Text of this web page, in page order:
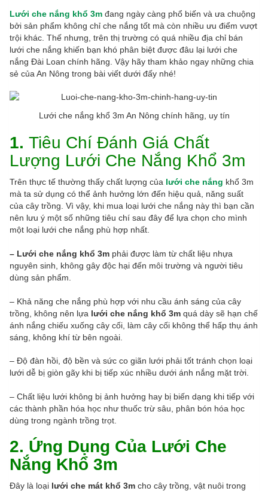
Lưới che nắng khổ 3m đang ngày càng phổ biến và ưa chuộng
bởi sản phẩm không chỉ che nắng tốt mà còn nhiều ưu điểm vượt
trội khác. Thế nhưng, trên thị trường có quá nhiều địa chỉ bán
lưới che nắng khiến bạn khó phân biệt được đâu lại lưới che
nắng Đài Loan chính hãng. Vậy hãy tham khảo ngay những chia
sẻ của An Nông trong bài viết dưới đấy nhé!
Lưới che nắng khổ 3m An Nông chính hãng, uy tín
1. Tiêu Chí Đánh Giá Chất
Lượng Lưới Che Nắng Khổ 3m
Trên thực tế thường thấy chất lượng của lưới che nắng khổ 3m
mà ta sử dụng có thể ảnh hưởng lớn đến hiệu quả, năng suất
của cây trồng. Vì vậy, khi mua loại lưới che nắng này thì bạn cần
nên lưu ý một số những tiêu chí sau đây để lựa chọn cho mình
một loại lưới che nắng phù hợp nhất.
– Lưới che nắng khổ 3m phải được làm từ chất liệu nhựa
nguyên sinh, không gây độc hại đến môi trường và người tiêu
dùng sản phẩm.
– Khả năng che nắng phù hợp với nhu cầu ánh sáng của cây
trồng, không nên lựa lưới che nắng khổ 3m quá dày sẽ hạn chế
ánh nắng chiếu xuống cây cối, làm cây cối không thể hấp thụ ánh
sáng, không khí từ bên ngoài.
– Độ đàn hồi, độ bền và sức co giãn lưới phải tốt tránh chọn loại
lưới dễ bị giòn gãy khi bị tiếp xúc nhiều dưới ánh nắng mặt trời.
– Chất liệu lưới không bị ảnh hưởng hay bị biến dạng khi tiếp với
các thành phần hóa học như thuốc trừ sâu, phân bón hóa học
dùng trong ngành trồng trọt.
2. Ứng Dụng Của Lưới Che
Nắng Khổ 3m
Đây là loại lưới che mát khổ 3m cho cây trồng, vật nuôi trong